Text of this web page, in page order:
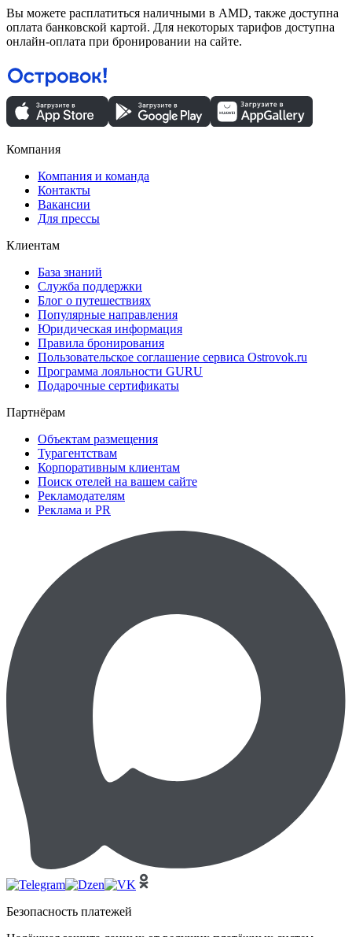
Вы можете расплатиться наличными в AMD, также доступна
оплата банковской картой. Для некоторых тарифов доступна
онлайн-оплата при бронировании на сайте.
Компания
Компания и команда
Контакты
Вакансии
Для прессы
Клиентам
База знаний
Служба поддержки
Блог о путешествиях
Популярные направления
Юридическая информация
Правила бронирования
Пользовательское соглашение сервиса Ostrovok.ru
Программа лояльности GURU
Подарочные сертификаты
Партнёрам
Объектам размещения
Турагентствам
Корпоративным клиентам
Поиск отелей на вашем сайте
Рекламодателям
Реклама и PR
Безопасность платежей